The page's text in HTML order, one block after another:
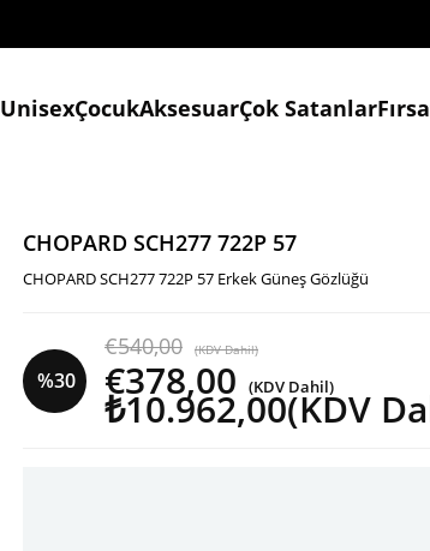
UnisexÇocukAksesuarÇok Satanlar
CHOPARD SCH277 722P 57
CHOPARD SCH277 722P 57 Erkek Güneş Gözlüğü
%30
€540,00 (KDV Dahil)
€378,00 (KDV Dahil)
₺10.962,00(KDV